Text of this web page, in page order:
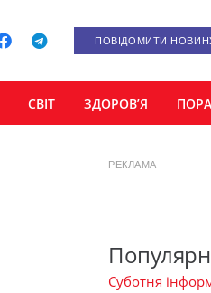
ПОВІДОМИТИ
СВІТ ЗДОРОВ’Я
РЕКЛАМА
Суботня